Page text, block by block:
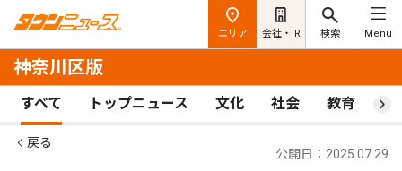
エリア 会社・IR 検索 Menu
神奈川区版
すべて トップニュース 文化 社会 教育 ス
戻る
公開日：2025.07.29